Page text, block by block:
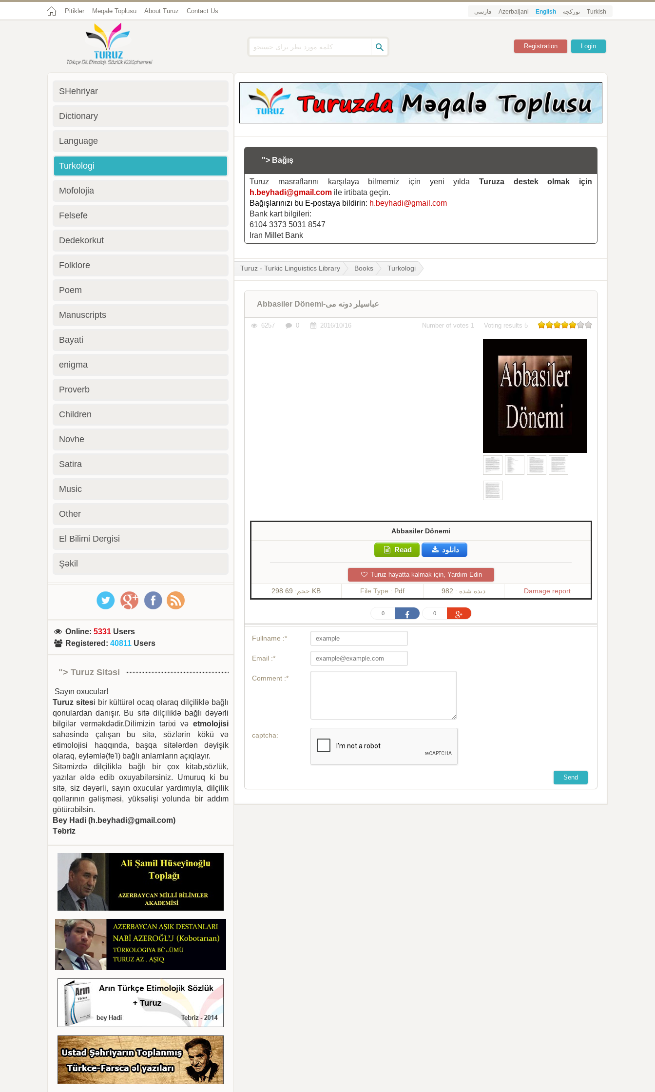
Pitiklər Məqalə Toplusu About Turuz Contact Us فارسی Azerbaijani English تورکجه Turkish
Login
Registration
"> Bağış
Turuz masraflarını karşılaya bilmemiz için yeni yıldaTuruza destek olmak için
h.beyhadi@gmail.com ile irtibata geçin.
Bağışlarınızı bu E-postaya bildirin: h.beyhadi@gmail.com
Bank kart bilgileri:
6104 3373 5031 8547
Iran Millet Bank
Turuz - Turkic Linguistics Library Books Turkologi
Abbasiler Dönemi-عباسیلر دونه می
6257 0 2016/10/16 Number of votes 1 Voting results 5
Abbasiler Dönemi
Read دانلود
Turuz hayatta kalmak için, Yardım Edin
حجم: 298.69 KB File Type : Pdf دیده شده : 982 Damage report
0 0
Fullname :*
Email :*
Comment :*
captcha:
SHehriyar
Dictionary
Language
Turkologi
Mofolojia
Felsefe
Dedekorkut
Folklore
Poem
Manuscripts
Bayati
enigma
Proverb
Children
Novhe
Satira
Music
Other
El Bilimi Dergisi
Şəkil
Online:5331 Users
Registered :40811 Users
"> Turuz Sitəsi
Sayın oxucular!
Turuz sitesi bir kültürəl ocaq olaraq dilçiliklə bağlı
qonulardan danışır. Bu sitə dilçiliklə bağlı dəyərli
bilgilər verməkdədir.Dilimizin tarixi vəetmolojisi
sahəsində çalışan bu sitə, sözlərin kökü və
etimolojisi haqqında, başqa sitələrdən dəyişik
olaraq, eyləmlə(fe'l) bağlı anlamların açıqlayır.
Sitəmizdə dilçiliklə bağlı bir çox kitab,sözlük,
yazılar əldə edib oxuyabilərsiniz. Umuruq ki bu
sitə, siz dəyərli, sayın oxucular yardımıyla, dilçilik
qollarının gəlişməsi, yüksəlişi yolunda bir addım
götürəbilsin.
Bey Hadi (h.beyhadi@gmail.com)
Təbriz